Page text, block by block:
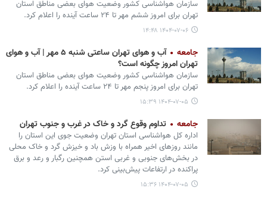
سازمان هواشناسی کشور وضعیت هوای بعضی مناطق استان
تهران برای امروز ششم مهر تا ۲۴ ساعت آینده را اعلام کرد.
۱۴۰۴-۰۷-۰۶ ۱۴:۴۸
جامعه
آب و هوای تهران ساعتی شنبه ۵ مهر | آب و هوای
تهران امروز چگونه است؟
سازمان هواشناسی کشور وضعیت هوای بعضی مناطق استان
تهران برای امروز پنجم مهر تا ۲۴ ساعت آینده را اعلام کرد.
۱۴۰۴-۰۷-۰۵ ۱۵:۳۹
جامعه تداوم وقوع گرد و خاک در غرب و جنوب تهران
اداره کل هواشناسی استان تهران وضعیت جوی این استان را
مانند روزهای اخیر همراه با وزش باد و خیزش گرد و خاک محلی
در بخش‌های جنوبی و غربی استن همچنین رگبار و رعد و برق
پراکنده در ارتفاعات پیش‌بینی کرد.
۱۴۰۴-۰۷-۰۵ ۱۵:۳۶